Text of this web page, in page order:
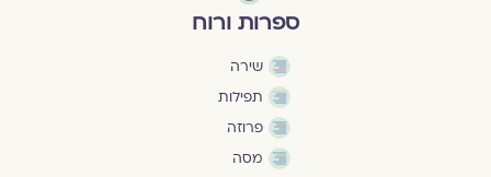
ספרות ורוח
שירה
תפילות
פרוזה
מסה